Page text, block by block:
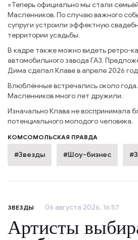
«Теперь официально мы стали
Масленников. По случаю важного
супруги устроили эффектную
территории усадьбы.
В кадре также можно видеть ретро-
автомобильного завода ГАЗ.
Дима сделал Клаве в апреле 2026
Влюблённые встречались около
Масленников много лет дружили.
Изначально Клава не воспринимала
потенциального молодого человека.
КОМСОМОЛЬСКАЯ ПРАВДА
#Звезды #Шоу-бизнес
ЗВЕЗДЫ 06 августа 2026, 16:57
Артисты